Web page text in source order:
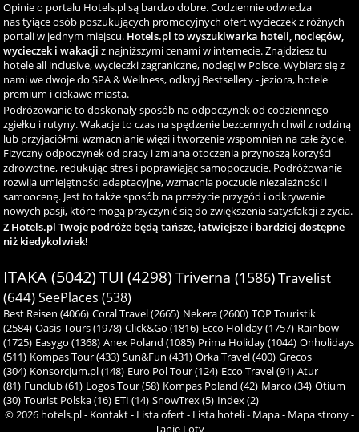
Opinie o portalu Hotels.pl są bardzo dobre. Codziennie odwiedza
nas tyiące osób poszukujących promocyjnych ofert wycieczek z różnych
portali w jednym miejscu. Hotels.pl to wyszukiwarka hoteli, noclegów,
wycieczek i wakacji z najniższymi cenami w internecie. Znajdziesz tu
hotele all inclusive, wycieczki zagraniczne, noclegi w Polsce. Wybierz się z
nami we dwoje do SPA & Wellness, odkryj Bestsellery - jeziora, hotele
premium i ciekawe miasta.
Podróżowanie to doskonały sposób na odpoczynek od codziennego
zgiełku i rutyny. Wakacje to czas na spędzenie bezcennych chwil z rodziną
lub przyjaciółmi, wzmacnianie więzi i tworzenie wspomnień na całe życie.
Fizyczny odpoczynek od pracy i zmiana otoczenia przynoszą korzyści
zdrowotne, redukując stres i poprawiając samopoczucie. Podróżowanie
rozwija umiejętności adaptacyjne, wzmacnia poczucie niezależności i
samoocenę. Jest to także sposób na przeżycie przygód i odkrywanie
nowych pasji, które mogą przyczynić się do zwiększenia satysfakcji z życia.
Z Hotels.pl Twoje podróże będą tańsze, łatwiejsze i bardziej dostępne
niż kiedykolwiek!
ITAKA (5042)TUI (4298) Triverna (1586)Travelist
(644) SeePlaces (538)
Best Reisen (4066) Coral Travel (2665) Nekera (2600) TOP Touristik
(2584) Oasis Tours (1978) Click&Go (1816) Ecco Holiday (1757) Rainbow
(1725) Easygo (1368) Anex Poland (1085) Prima Holiday (1044) Onholidays
(511) Kompas Tour (433) Sun&Fun (431) Orka Travel (400) Grecos
(304) Konsorcjum.pl (148) Euro Pol Tour (124) Ecco Travel (91) Atur
(81) Funclub (61) Logos Tour (58) Kompas Poland (42) Marco (34) Otium
(30) Tourist Polska (16) ETI (14) SnowTrex (5) Index (2)
© 2026 hotels.pl- Kontakt- Lista ofert- Lista hoteli- Mapa- Mapa strony-
Tanie Loty